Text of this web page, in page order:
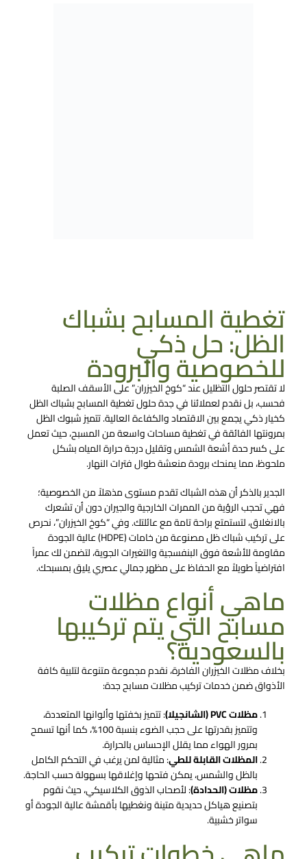
تغطية المسابح بشباك
الظل: حل ذكي
للخصوصية والبرودة
لا تقتصر حلول التظليل عند “كوخ الخيزران” على الأسقف الصلبة
فحسب، بل نقدم لعملائنا في جدة حلول تغطية المسابح بشباك الظل
كخيار ذكي يجمع بين الاقتصاد والكفاءة العالية. تتميز شبوك الظل
بمرونتها الفائقة في تغطية مساحات واسعة من المسبح، حيث تعمل
على كسر حدة أشعة الشمس وتقليل درجة حرارة المياه بشكل
ملحوظ، مما يمنحك برودة منعشة طوال فترات النهار.
الجدير بالذكر أن هذه الشباك تقدم مستوى مذهلاً من الخصوصية؛
فهي تحجب الرؤية من الممرات الخارجية والجيران دون أن تشعرك
بالانغلاق، لتستمتع براحة تامة مع عائلتك. وفي “كوخ الخيزران”، نحرص
على تركيب شباك ظل مصنوعة من خامات (HDPE) عالية الجودة
مقاومة للأشعة فوق البنفسجية والتغيرات الجوية، لتضمن لك عمراً
افتراضياً طويلاً مع الحفاظ على مظهر جمالي عصري يليق بمسبحك.
ماهي أنواع مظلات
مسابح التي يتم تركيبها
بالسعودية؟
بخلاف مظلات الخيزران الفاخرة، نقدم مجموعة متنوعة لتلبية كافة
الأذواق ضمن خدماتتركيب مظلات مسابح جدة:
مظلات PVC (الشانجيلا)
:تتميز بخفتها وألوانها المتعددة،
وتتميز بقدرتها على حجب الضوء بنسبة 100%، كما أنها تسمح
بمرور الهواء مما يقلل الإحساس بالحرارة.
المظلات القابلة للطي:مثالية لمن يرغب في التحكم الكامل
بالظل والشمس، يمكن فتحها وإغلاقها بسهولة حسب الحاجة.
مظلات (الحدادة):لأصحاب الذوق الكلاسيكي، حيث نقوم
بتصنيع هياكل حديدية متينة ونغطيها بأقمشة عالية الجودة أو
سواتر خشبية.